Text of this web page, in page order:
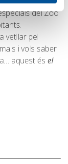
del Zoo
vetllar pel
i vols saber
aquest és el